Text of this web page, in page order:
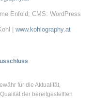
Enfold; CMS: WordPress
| www.kohlography.at
für die Aktualität,
der bereitgestellten